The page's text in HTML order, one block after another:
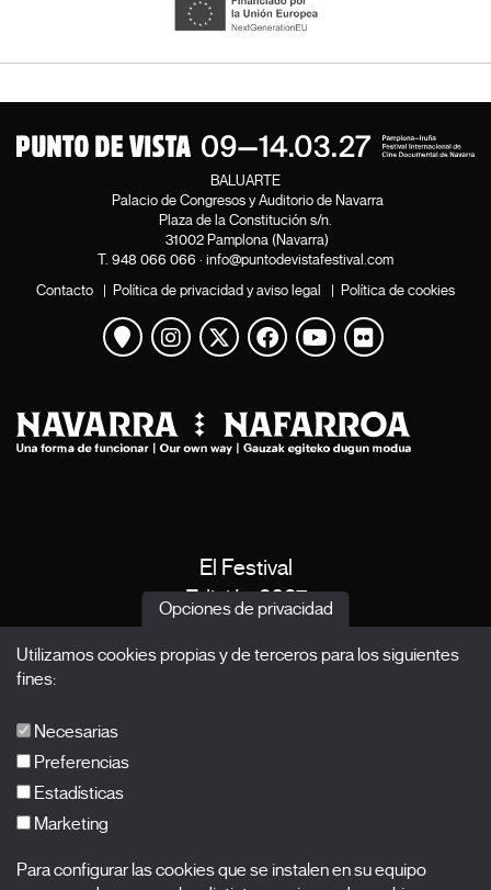
BALUARTE
Palacio de Congresos y Auditorio de Navarra
Plaza de la Constitución s/n.
31002 Pamplona (Navarra)
T. 948 066 066 · info@puntodevistafestival.com
Contacto | Política de privacidad y aviso legal | Política de cookies
Ver mapa
Instagram
Twitter
Facebook
Youtube
Flickr
El Festival
Edición 2027
Acreditaciones
Opciones de privacidad
Utilizamos cookies propias y de terceros para los siguientes
fines:
Necesarias
Preferencias
Estadísticas
Marketing
Para configurar las cookies que se instalen en su equipo